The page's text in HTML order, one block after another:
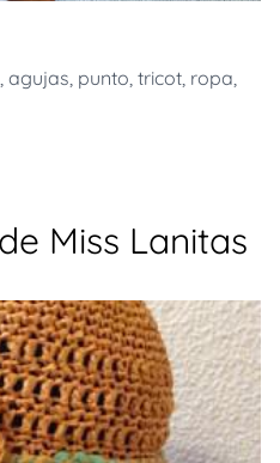
, agujas, punto, tricot, ropa,
Miss Lanitas